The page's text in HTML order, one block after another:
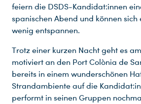
feiern die DSDS-Kandidat:innen
spanischen Abend und können
wenig entspannen.
Trotz einer kurzen Nacht geht es
motiviert an den Port Colònia de
bereits in einem wunderschönen
Strandambiente auf die
performt in seinen Gruppen